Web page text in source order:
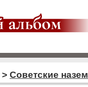
> Советские